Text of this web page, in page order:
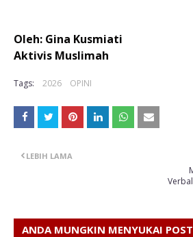
Oleh: Gina Kusmiati
Aktivis Muslimah
Tags: 2026 OPINI
LEBIH LAMA
ANDA MUNGKIN MENYUKAI